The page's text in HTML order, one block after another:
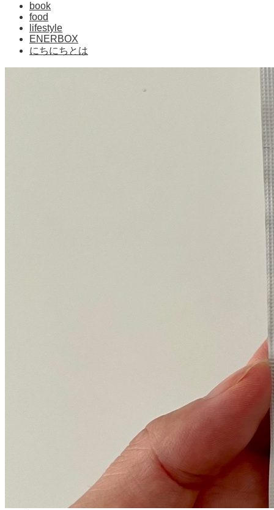
book
food
lifestyle
ENERBOX
にちにちとは